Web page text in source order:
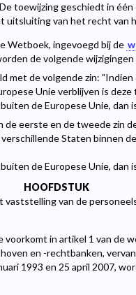
toewijzing geschiedt in één
uitsluiting van het recht van
Wetboek, ingevoegd bij de
de volgende
met de volgende zin:
Unie verblijven is deze
de Europese Unie, dan
de eerste en de tweede zin
Staten binnen
de Europese Unie, dan
HOOFDSTUK
vaststelling van de
voorkomt in artikel 1 van de
en -rechtbanken,
1993 en 25 april 2007,